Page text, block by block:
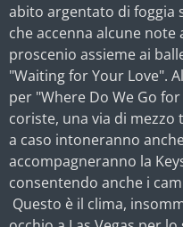
abito argentato di foggia
che accenna alcune
proscenio assieme ai
"Waiting for Your Love".
per "Where Do We Go
coriste, una via di mezzo
a caso intoneranno
accompagneranno la
consentendo anche i
Questo è il clima,